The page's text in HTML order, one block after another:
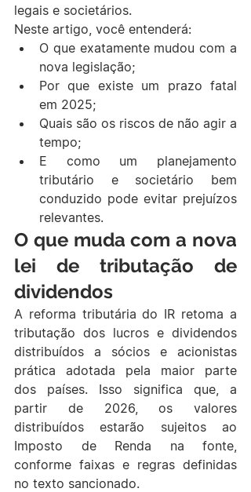
legais e societários.
Neste artigo, você entenderá:
O que exatamente mudou com a
nova legislação;
Por que existe um prazo fatal
em 2025;
Quais são os riscos de não agir a
tempo;
E como um planejamento
tributário e societário bem
conduzido pode evitar prejuízos
relevantes.
O que muda com a nova
lei de tributação de
dividendos
A reforma tributária do IR retoma a
tributação dos lucros e dividendos
distribuídos a sócios e acionistas
prática adotada pela maior parte
dos países. Isso significa que, a
partir de 2026, os valores
distribuídos estarão sujeitos ao
Imposto de Renda na fonte,
conforme faixas e regras definidas
no texto sancionado.